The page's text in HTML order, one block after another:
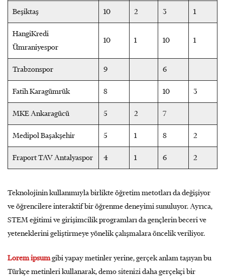
Beşiktaş 10 2 3 1
HangiKredi
Ümraniyespor
10 1 10 1
Trabzonspor 9 6
Fatih Karagümrük 8 10 3
MKE Ankaragücü 5 2 7
Medipol Başakşehir 5 1 8 2
Fraport TAV Antalyaspor 4 1 6 2
Teknolojinin kullanımıyla birlikte öğretim metotları da değişiyor
ve öğrencilere interaktif bir öğrenme deneyimi sunuluyor. Ayrıca,
STEM eğitimi ve girişimcilik programları da gençlerin beceri ve
yeteneklerini geliştirmeye yönelik çalışmalara öncelik veriliyor.
Lorem ipsumgibi yapay metinler yerine, gerçek anlam taşıyan bu
Türkçe metinleri kullanarak, demo sitenizi daha gerçekçi bir